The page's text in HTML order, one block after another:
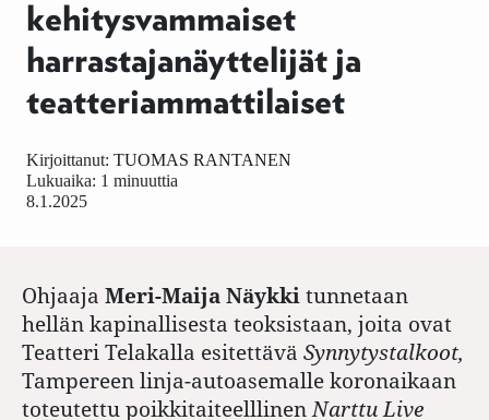
kehitysvammaiset
harrastajanäyttelijät ja
teatteriammattilaiset
8.1.2025
Kirjoittanut: TUOMAS RANTANEN
Lukuaika: 1 minuuttia
Ohjaaja Meri-Maija Näykki tunnetaan
hellän kapinallisesta teoksistaan, joita ovat
Teatteri Telakalla esitettävä Synnytystalkoot,
Tampereen linja-autoasemalle koronaikaan
toteutettu poikkitaiteelllinen Narttu Live